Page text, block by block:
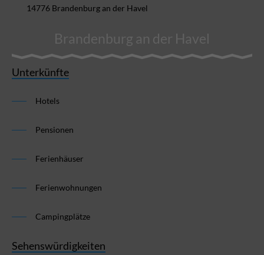
14776 Brandenburg an der Havel
Brandenburg an der Havel
Unterkünfte
Hotels
Pensionen
Ferienhäuser
Ferienwohnungen
Campingplätze
Sehenswürdigkeiten